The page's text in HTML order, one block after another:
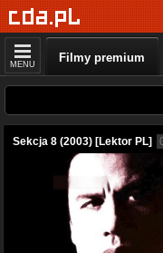
MENU Filmy premium
Sekcja 8 (2003) [Lektor PL]